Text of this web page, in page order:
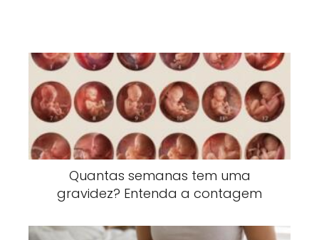
Quantas semanas tem uma
gravidez? Entenda a contagem